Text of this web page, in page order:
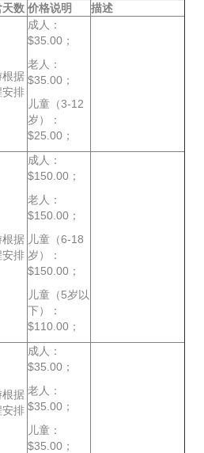
天数 价格说明 描述
根据
安排
成人：
$35.00；
老人：
$35.00；
儿童（3-12
岁）：
$25.00；
根据
安排
成人：
$150.00；
老人：
$150.00；
儿童（6-18
岁）：
$150.00；
儿童（5岁以
下）：
$110.00；
根据
安排
成人：
$35.00；
老人：
$35.00；
儿童：
$35.00；